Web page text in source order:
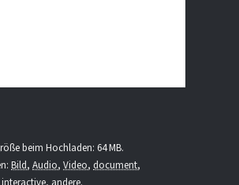
beim Hochladen: 64 MB.
Bild, Audio, Video, document,